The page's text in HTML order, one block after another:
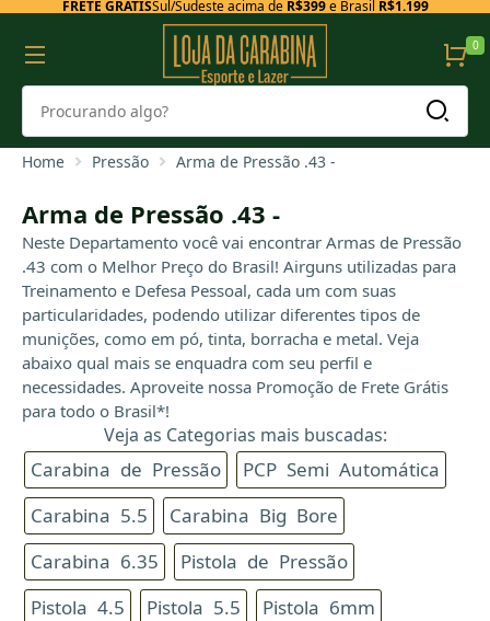
FRETE GRÁTISSul/Sudeste acima de R$399e Brasil R$1.199
0
Home Pressão Arma de Pressão .43 -
Arma de Pressão .43 -
Neste Departamento você vai encontrar Armas de Pressão
.43 com o Melhor Preço do Brasil! Airguns utilizadas para
Treinamento e Defesa Pessoal, cada um com suas
particularidades, podendo utilizar diferentes tipos de
munições, como em pó, tinta, borracha e metal. Veja
abaixo qual mais se enquadra com seu perfil e
necessidades. Aproveite nossa Promoção de Frete Grátis
para todo o Brasil*!
Veja as Categorias mais buscadas:
Carabina de Pressão
PCP Semi Automática
Carabina 5.5
Carabina Big Bore
Carabina 6.35
Pistola de Pressão
Pistola 4.5
Pistola 5.5
Pistola 6mm